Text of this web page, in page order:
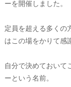
ーを開催しました。
定員を超える多くの
はこの場をかりて感
自分で決めておいて
ーという名前。